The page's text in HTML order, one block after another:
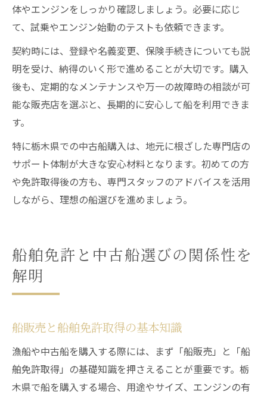
体やエンジンをしっかり確認しましょう。必要に応じ
て、試乗やエンジン始動のテストも依頼できます。
契約時には、登録や名義変更、保険手続きについても説
明を受け、納得のいく形で進めることが大切です。購入
後も、定期的なメンテナンスや万一の故障時の相談が可
能な販売店を選ぶと、長期的に安心して船を利用できま
す。
特に栃木県での中古船購入は、地元に根ざした専門店の
サポート体制が大きな安心材料となります。初めての方
や免許取得後の方も、専門スタッフのアドバイスを活用
しながら、理想の船選びを進めましょう。
船舶免許と中古船選びの関係性を
解明
船販売と船舶免許取得の基本知識
漁船や中古船を購入する際には、まず「船販売」と「船
舶免許取得」の基礎知識を押さえることが重要です。栃
木県で船を購入する場合、用途やサイズ、エンジンの有